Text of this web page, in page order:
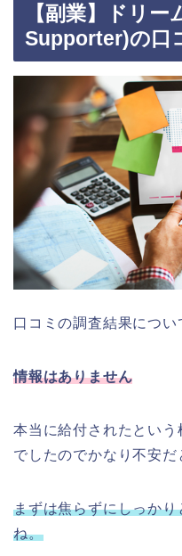
【副業】ドリ
Supporter)の口
口コミの調査結果につい
情報はありません
本当に給付されたとい
でしたのでかなり不安だ
まずは焦らずにしっか
ね。